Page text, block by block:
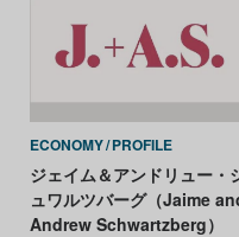
ECONOMY PROFILE
ジェイム＆アンドリュー・
ュワルツバーグ（Jaime
Andrew Schwartzberg）